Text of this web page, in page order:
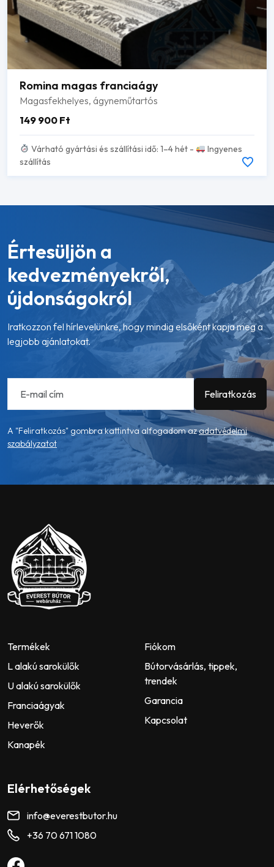
Romina magas franciaágy
Magasfekhelyes, ágyneműtartós
149 900 Ft
Várható gyártási és szállítási idő: 1–4 hét -
Ingyenes
szállítás
Értesüljön a
kedvezményekről,
újdonságokról
Iratkozzon fel hírlevelünkre, hogy mindig elsőként kapja meg a
legjobb ajánlatokat.
A "Feliratkozás" gombra kattintva alfogadom azadatvédelmi
szabályzatot
Termékek
L alakú sarokülők
U alakú sarokülők
Franciaágyak
Heverők
Kanapék
Fiókom
Bútorvásárlás, tippek,
trendek
Garancia
Kapcsolat
Elérhetőségek
info@everestbutor.hu
+36 70 671 1080